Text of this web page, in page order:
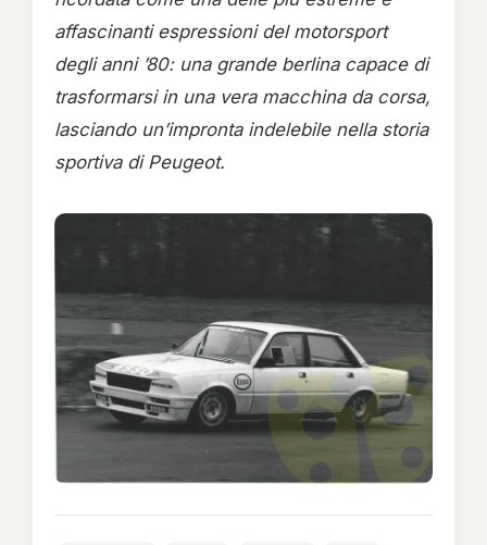
affascinanti espressioni del motorsport
degli anni ’80: una grande berlina capace di
trasformarsi in una vera macchina da corsa,
lasciando un’impronta indelebile nella storia
sportiva di Peugeot.